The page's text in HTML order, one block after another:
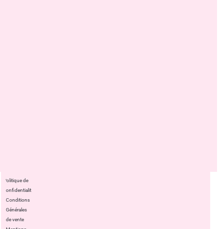
Politique de
confidentialité
Conditions
Générales
de vente